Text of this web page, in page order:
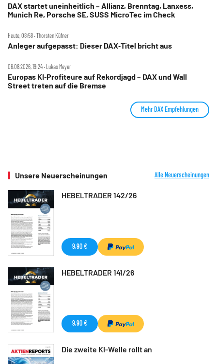
DAX startet uneinheitlich – Allianz, Brenntag, Lanxess,
Munich Re, Porsche SE, SUSS MicroTec im Check
Heute, 08:58 ‧ Thorsten Küfner
Anleger aufgepasst: Dieser DAX‑Titel bricht aus
06.08.2026, 19:24 ‧ Lukas Meyer
Europas KI‑Profiteure auf Rekordjagd – DAX und Wall
Street treten auf die Bremse
Mehr DAX Empfehlungen
Unsere Neuerscheinungen Alle Neuerscheinungen
HEBELTRADER 142/26
9,90 €
HEBELTRADER 141/26
9,90 €
Die zweite KI-Welle rollt an